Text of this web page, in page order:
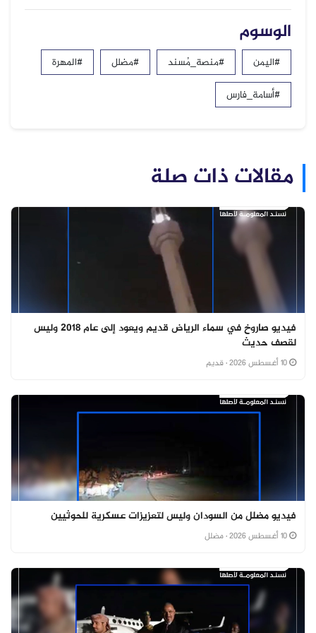
الوسوم
#اليمن #منصة_مُسند #مضلل
#المهرة
#أسامة_فارس
مقالات ذات صلة
فيديو صاروخ في سماء الرياض قديم ويعود إلى عام 2018 وليس
لقصف حديث
· قديم
فيديو مضلل من السودان وليس لتعزيزات عسكرية للحوثيين
· مضلل